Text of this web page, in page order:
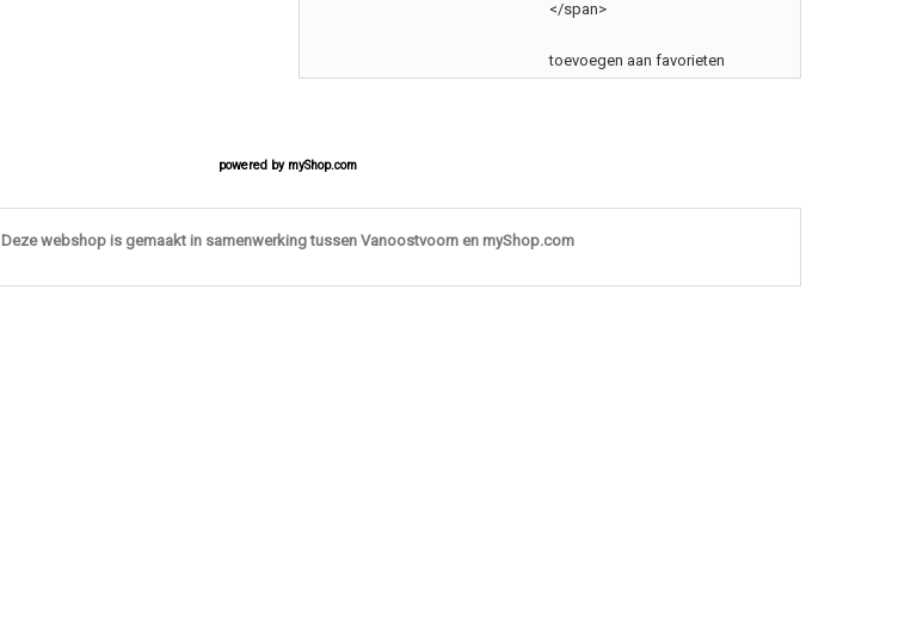
toevoegen aan favorieten
powered by myShop.com
Deze webshop is gemaakt in samenwerking tussen Vanoostvoorn en myShop.com